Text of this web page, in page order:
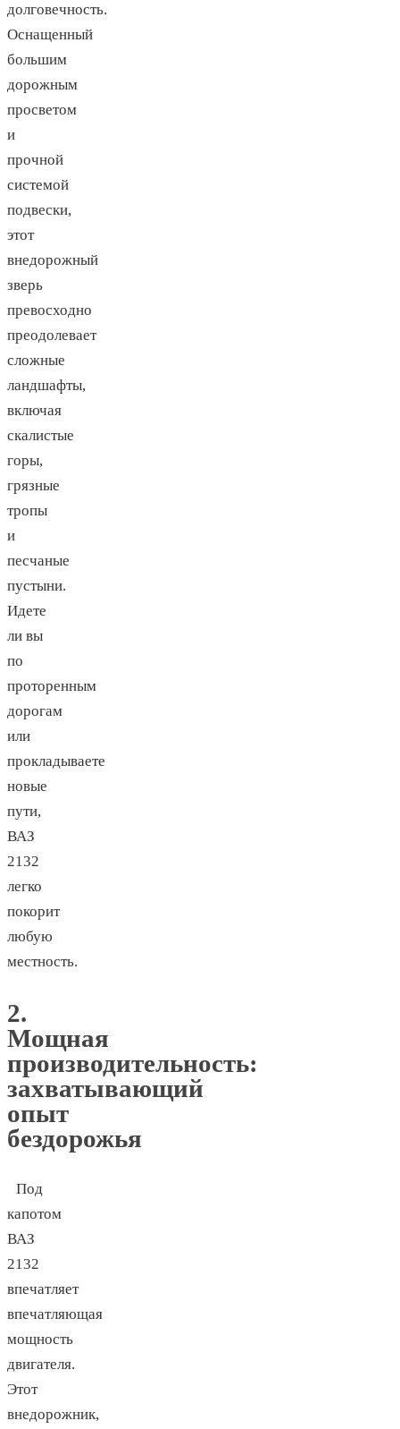
долговечность.
Оснащенный
большим
дорожным
просветом
и
прочной
системой
подвески,
этот
внедорожный
зверь
превосходно
преодолевает
сложные
ландшафты,
включая
скалистые
горы,
грязные
тропы
и
песчаные
пустыни.
Идете
ли вы
по
проторенным
дорогам
или
прокладываете
новые
пути,
ВАЗ
2132
легко
покорит
любую
местность.
2.
Мощная
производительность:
захватывающий
опыт
бездорожья
Под
капотом
ВАЗ
2132
впечатляет
впечатляющая
мощность
двигателя.
Этот
внедорожник,